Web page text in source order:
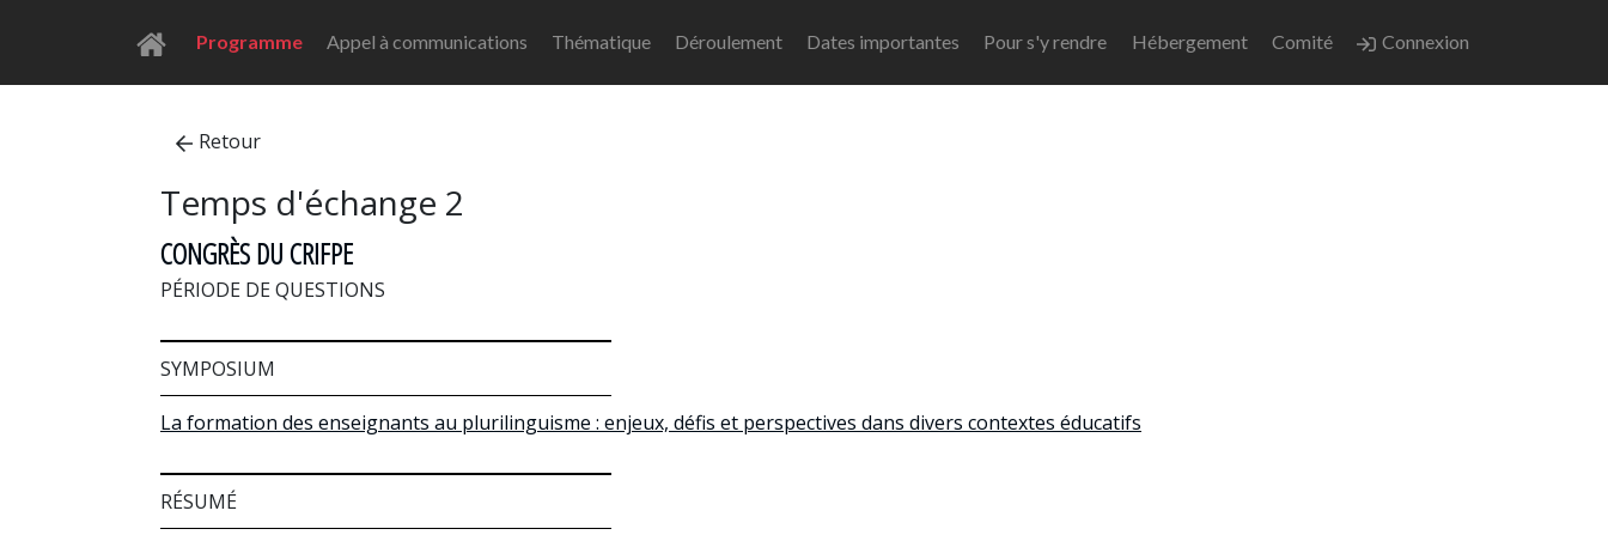
Programme Appel à communications Thématique Déroulement Dates importantes Pour s'y rendre Hébergement Comité Connexion
Retour
Temps d'échange 2
CONGRÈS DU CRIFPE
PÉRIODE DE QUESTIONS
SYMPOSIUM
La formation des enseignants au plurilinguisme : enjeux, défis et perspectives dans divers contextes éducatifs
RÉSUMÉ